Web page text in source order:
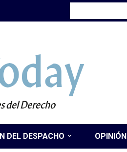
del Derecho
DEL DESPACHO OPINIÓN